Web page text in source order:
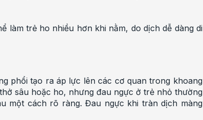
làm trẻ ho nhiều hơn khi nằm, do dịch dễ dàng di
phổi tạo ra áp lực lên các cơ quan trong khoang
sâu hoặc ho, nhưng đau ngực ở trẻ nhỏ thường
một cách rõ ràng. Đau ngực khi tràn dịch màng